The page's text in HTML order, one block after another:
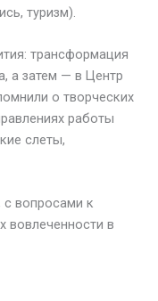
туризм).
трансформация
а затем — в Центр
о творческих
работы
слеты,
с вопросами к
вовлеченности в